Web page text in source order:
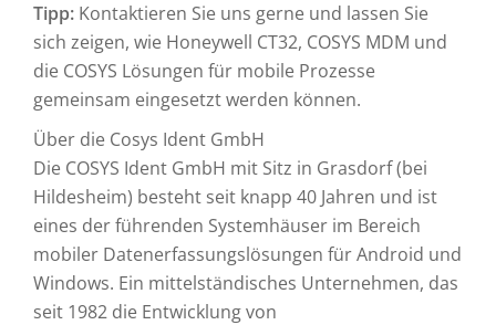
Tipp: Kontaktieren Sie uns gerne und lassen Sie
sich zeigen, wie Honeywell CT32, COSYS MDM und
die COSYS Lösungen für mobile Prozesse
gemeinsam eingesetzt werden können.
Über die Cosys Ident GmbH
Die COSYS Ident GmbH mit Sitz in Grasdorf (bei
Hildesheim) besteht seit knapp 40 Jahren und ist
eines der führenden Systemhäuser im Bereich
mobiler Datenerfassungslösungen für Android und
Windows. Ein mittelständisches Unternehmen, das
seit 1982 die Entwicklung von